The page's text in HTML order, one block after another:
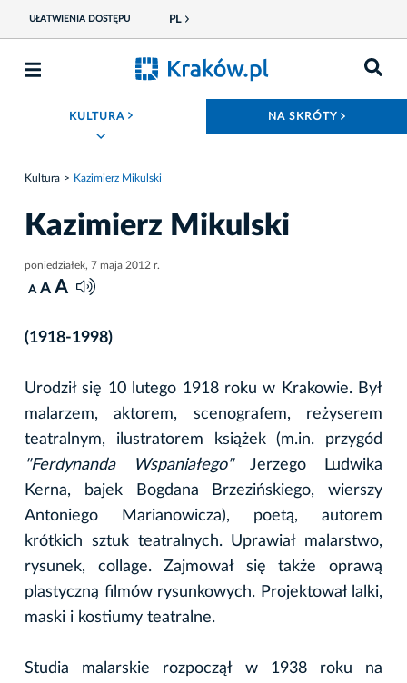
UŁATWIENIA DOSTĘPU PL
KULTURA ROZWIŃ MENU NA SKRÓTY
Kultura Kazimierz Mikulski
Kazimierz Mikulski
poniedziałek, 7 maja 2012 r.
A A A
(1918-1998)
Urodził się 10 lutego 1918 roku w Krakowie. Był
malarzem, aktorem, scenografem, reżyserem
teatralnym, ilustratorem książek (m.in. przygód
"Ferdynanda Wspaniałego"Jerzego Ludwika
Kerna, bajek Bogdana Brzezińskiego, wierszy
Antoniego Marianowicza), poetą, autorem
krótkich sztuk teatralnych. Uprawiał malarstwo,
rysunek, collage. Zajmował się także oprawą
plastyczną filmów rysunkowych. Projektował lalki,
maski i kostiumy teatralne.
Studia malarskie rozpoczął w 1938 roku na